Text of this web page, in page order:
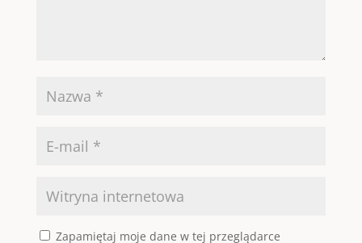
Zapamiętaj moje dane w tej przeglądarce